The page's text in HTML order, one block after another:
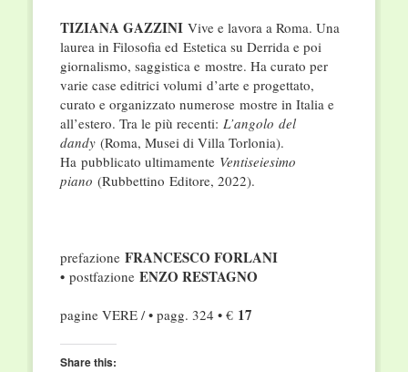
TIZIANA GAZZINI Vive e lavora a Roma. Una
laurea in Filosofia ed Estetica su Derrida e poi
giornalismo, saggistica e mostre. Ha curato per
varie case editrici volumi d’arte e progettato,
curato e organizzato numerose mostre in Italia e
all’estero. Tra le più recenti: L’angolo del
dandy (Roma, Musei di Villa Torlonia).
Ha pubblicato ultimamente Ventiseiesimo
piano (Rubbettino Editore, 2022).
prefazione FRANCESCO FORLANI
• postfazione ENZO RESTAGNO
pagine VERE / • pagg. 324 • € 17
Share this: